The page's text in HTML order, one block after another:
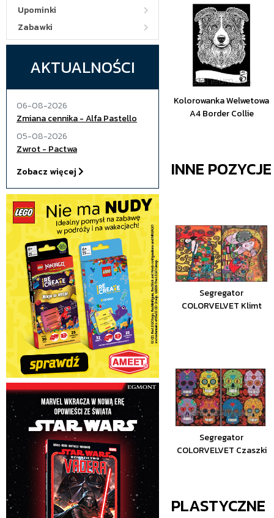
Upominki
Zabawki
AKTUALNOŚCI
06-08-2026
Zmiana cennika - Alfa Pastello
05-08-2026
Zwrot - Pactwa
Zobacz więcej
Kolorowanka Welwetowa
A4 Border Collie
INNE
Segregator
COLORVELVET Klimt
Segregator
COLORVELVET Czaszki
PLASTYCZNE